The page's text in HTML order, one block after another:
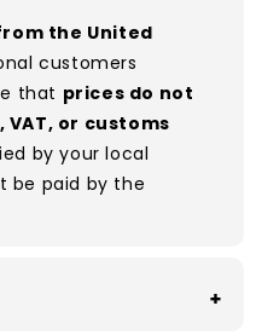
vintage/used
(5–10%) may
small tears, holes, or
inspect all items, a
possible. Condition
pieces, and some
the United
customers
that prices do not
or customs
by your local
be paid by the